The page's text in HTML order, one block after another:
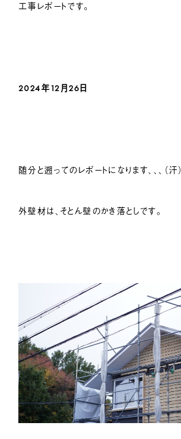
工事レポートです。
2024年12月26日
随分と遡ってのレポートになります、、、（汗）
外壁材は、そとん壁のかき落としです。